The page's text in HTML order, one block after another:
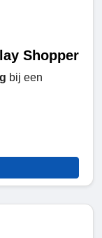
Shopper
bij een